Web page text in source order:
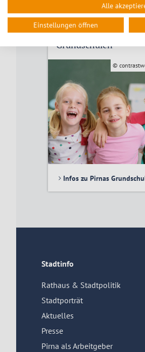
Grundschulen
©
Infos zu Pirnas
Stadtinfo
Rathaus & Stadtpolitik
Stadtporträt
Aktuelles
Presse
Pirna als Arbeitgeber
Alle
Einstellungen öffnen